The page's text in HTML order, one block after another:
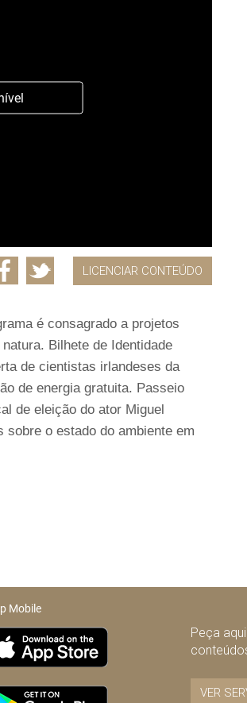
LICENCIAR CONTEÚDO
é consagrado a projetos
Bilhete de Identidade
de cientistas irlandeses da
de energia gratuita. Passeio
de eleição do ator Miguel
o estado do ambiente em
Mobile
Peça
VER